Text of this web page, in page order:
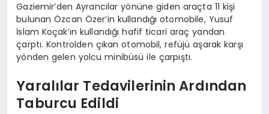
Gaziemir’den Ayrancılar yönüne giden araçta 11 kişi
bulunan Özcan Özer’in kullandığı otomobile, Yusuf
İslam Koçak’ın kullandığı hafif ticari araç yandan
çarptı. Kontrolden çıkan otomobil, refüjü aşarak karşı
yönden gelen yolcu minibüsü ile çarpıştı.
Yaralılar Tedavilerinin Ardından
Taburcu Edildi